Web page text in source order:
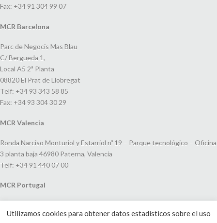
Fax: +34 91 304 99 07
MCR Barcelona
Parc de Negocis Mas Blau
C/ Bergueda 1,
Local A5 2ª Planta
08820 El Prat de Llobregat
Telf: +34 93 343 58 85
Fax: +34 93 304 30 29
MCR Valencia
Ronda Narciso Monturiol y Estarriol nº 19 – Parque tecnológico – Oficina
3 planta baja 46980 Paterna, Valencia
Telf: +34 91 440 07 00
MCR Portugal
João V, 24
Utilizamos cookies para obtener datos estadísticos sobre el uso